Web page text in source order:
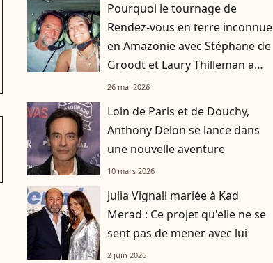
Pourquoi le tournage de
Rendez-vous en terre inconnue
en Amazonie avec Stéphane de
Groodt et Laury Thilleman a
failli être reporté ?
26 mai 2026
Loin de Paris et de Douchy,
Anthony Delon se lance dans
une nouvelle aventure
10 mars 2026
Julia Vignali mariée à Kad
Merad : Ce projet qu'elle ne se
sent pas de mener avec lui
2 juin 2026